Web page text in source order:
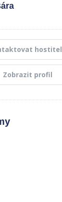
Zobrazit profil